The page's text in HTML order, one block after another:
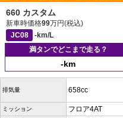
660 カスタム
新車時価格99万円(税込)
JC08
-km/L
満タンでどこまで走る？
-km
排気量 658cc
ミッション フロア4AT